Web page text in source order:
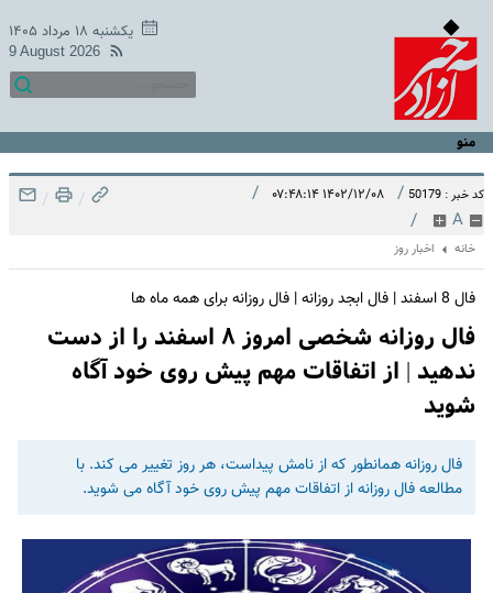
یکشنبه ۱۸ مرداد ۱۴۰۵
9 August 2026
منو
کد خبر : 50179 / ۱۴۰۲/۱۲/۰۸ ۰۷:۴۸:۱۴ /
A
/
/
/
خانه اخبار روز
فال 8 اسفند | فال ابجد روزانه | فال روزانه برای همه ماه ها
فال روزانه شخصی امروز ۸ اسفند را از دست
ندهید | از اتفاقات مهم پیش روی خود آگاه
شوید
فال روزانه همانطور که از نامش پیداست، هر روز تغییر می کند. با
مطالعه فال روزانه از اتفاقات مهم پیش روی خود آگاه می شوید.